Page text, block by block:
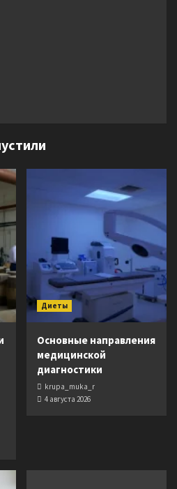
Диеты
Основные направления
медицинской
диагностики
krupa_muka_r
4 августа 2026